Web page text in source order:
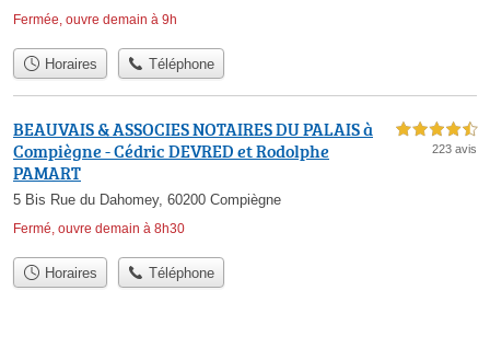
Fermée, ouvre demain à 9h
Horaires Téléphone
BEAUVAIS & ASSOCIES NOTAIRES DU PALAIS à
Compiègne - Cédric DEVRED et Rodolphe
PAMART
5 Bis Rue du Dahomey, 60200 Compiègne
Fermé, ouvre demain à 8h30
4,5 étoiles sur 5
223 avis
Horaires Téléphone